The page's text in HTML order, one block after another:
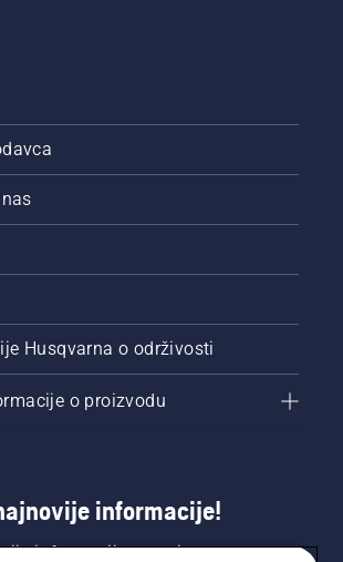
Husqvarna o održivosti
o proizvodu
informacije!
informacije o novim